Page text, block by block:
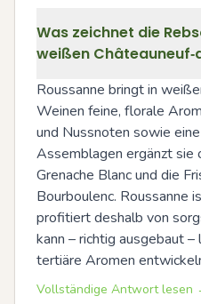
Was zeichnet die
weißen
Roussanne bringt in
Weinen feine, florale
und Nussnoten sowie
Assemblagen ergänzt sie
Grenache Blanc und die
Bourboulenc. Roussanne
profitiert deshalb von
kann – richtig ausgebaut
tertiäre Aromen
Vollständige Antwort lesen